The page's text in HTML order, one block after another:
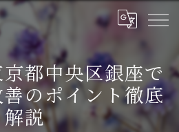
都中央区銀座で
のポイント徹底
解説